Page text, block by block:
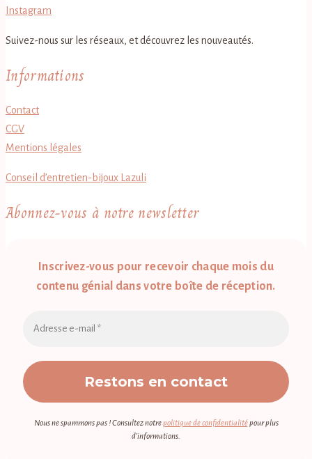
Instagram
Suivez-nous sur les réseaux, et découvrez les nouveautés.
Informations
Contact
CGV
Mentions légales
Conseil d’entretien-bijoux Lazuli
Abonnez-vous à notre newsletter
Inscrivez-vous pour recevoir chaque mois du
contenu génial dans votre boîte de réception.
Nous ne spammons pas ! Consultez notrepolitique de confidentialitépour plus
d’informations.